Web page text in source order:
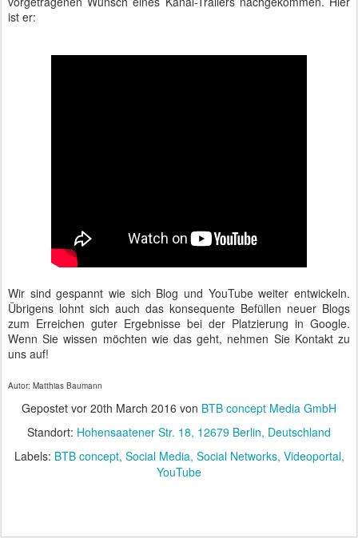
ist er:
Wir sind gespannt wie sich Blog und YouTube weiter entwickeln.
Übrigens lohnt sich auch das konsequente Befüllen neuer Blogs
zum Erreichen guter Ergebnisse bei der Platzierung in Google.
Wenn Sie wissen möchten wie das geht, nehmen Sie Kontakt zu
uns auf!
Autor: Matthias Baumann
Gepostet vor 20th March 2016 von BTB concept Media GmbH
Standort: Hohensaatener Str. 18, 12679 Berlin, Deutschland
Labels: BTB concept Social Media Social Networks Videoportal
YouTube